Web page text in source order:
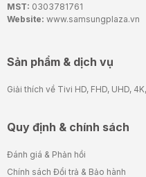
MST: 0303781761
Website: www.samsungplaza.vn
Sản phẩm & dịch vụ
Giải thích về Tivi HD, FHD, UHD,
Quy định & chính sách
Đánh giá & Phản hồi
Chính sách Đổi trả & Bảo hành